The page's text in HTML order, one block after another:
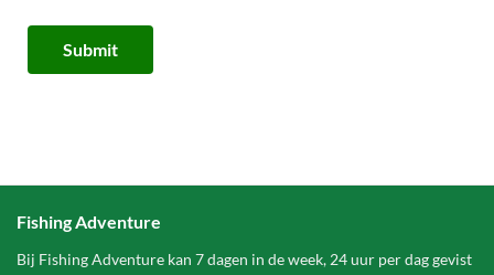
Submit
Fishing Adventure
Bij Fishing Adventure kan 7 dagen in de week, 24 uur per dag gevist